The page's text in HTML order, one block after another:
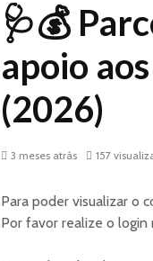
🩺💰
apoio
(2026)
3 meses atrás 157
Para poder visualizar o
Por favor realize o login